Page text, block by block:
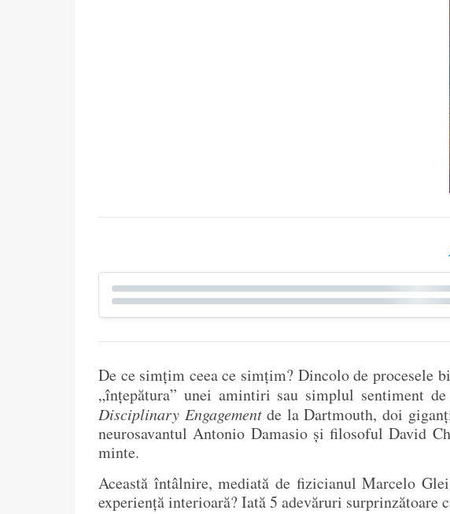
De ce simțim ceea ce simțim? Dincolo de procesele
„înțepătura” unei amintiri sau simplul sentiment
Disciplinary Engagementde la Dartmouth, doi
neurosavantul Antonio Damasio și filosoful David
minte.
Această întâlnire, mediată de fizicianul Marcelo
experiență interioară? Iată 5 adevăruri